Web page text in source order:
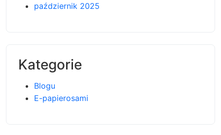
październik 2025
Kategorie
Blogu
E-papierosami